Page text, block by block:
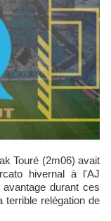
hivernal à l'AJ
durant ces
relégation de